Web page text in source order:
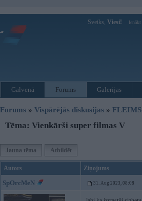
Sveiks, Viesi! Ienākt
Galvenā Forums Galerijas
Forums » Vispārējās diskusijas » FLEIMS
Tēma: Vienkārši super filmas V
Jauna tēma Atbildēt
Autors Ziņojums
SpOrcMeN 31. Aug 2023, 08:08